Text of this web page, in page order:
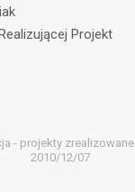
Projekt
- projekty zrealizowane
2010/12/07